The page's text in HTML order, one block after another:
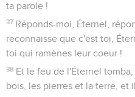
ta parole !
37 Réponds-moi, Éternel,
reconnaisse que c'est toi,
toi qui ramènes leur coeur !
38 Et le feu de l'Éternel
bois, les pierres et la terre, et